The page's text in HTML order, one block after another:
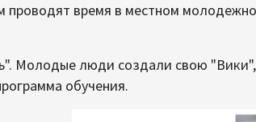
проводят время в местном
Молодые люди создали свою "Вики",
обучения.